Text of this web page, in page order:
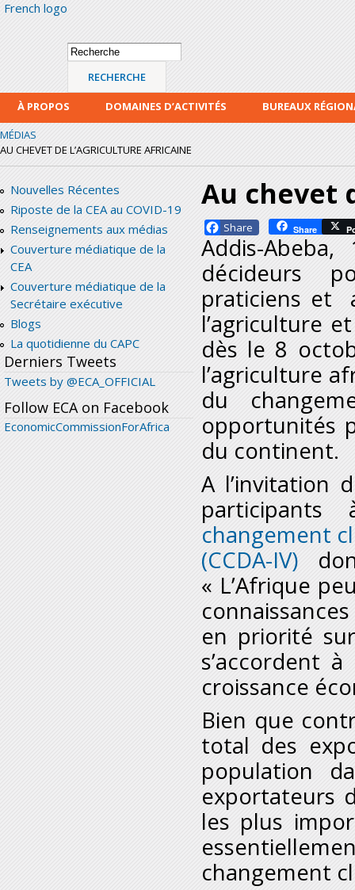
French logo
Formulaire de
recherche
Recherche
À PROPOS DOMAINES D’ACTIVITÉS
BUREAUX
MÉDIAS
AU CHEVET DE L’AGRICULTURE AFRICAINE
Nouvelles Récentes
Riposte de la CEA au COVID-19
Renseignements aux médias
Couverture médiatique de la
CEA
Couverture médiatique de la
Secrétaire exécutive
Blogs
La quotidienne du CAPC
Derniers Tweets
Tweets by @ECA_OFFICIAL
Follow ECA on Facebook
EconomicCommissionForAfrica
Au chevet
Facebook Share
Addis-
décideurs
praticiens et
l’agriculture
dès le 8
l’agriculture
du
opportunités
du continent.
A l’invitation
changement
(CCDA-IV)
« L’Afrique
en priorité
s’accordent
croissance
Bien que
total des
population
exportateurs
les plus
changement